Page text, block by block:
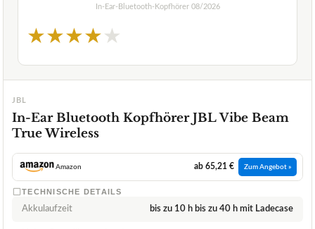
In-Ear-Bluetooth-Kopfhörer 08/2026
★★★★★
JBL
In-Ear Bluetooth Kopfhörer JBL Vibe Beam
True Wireless
Amazon ab 65,21 € Zum Angebot »
TECHNISCHE DETAILS
Akkulaufzeit bis zu 10 h bis zu 40 h mit Ladecase